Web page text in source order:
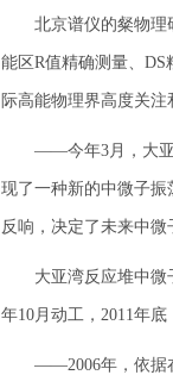
北京谱仪的粲物理研
能区R值精确测量、
际高能物理界高度关注
——今年3月，大亚湾
现了一种新的中微子振
反响，决定了未来中微
大亚湾反应堆中微子
年10月动工，2011年
——2006年，依据在